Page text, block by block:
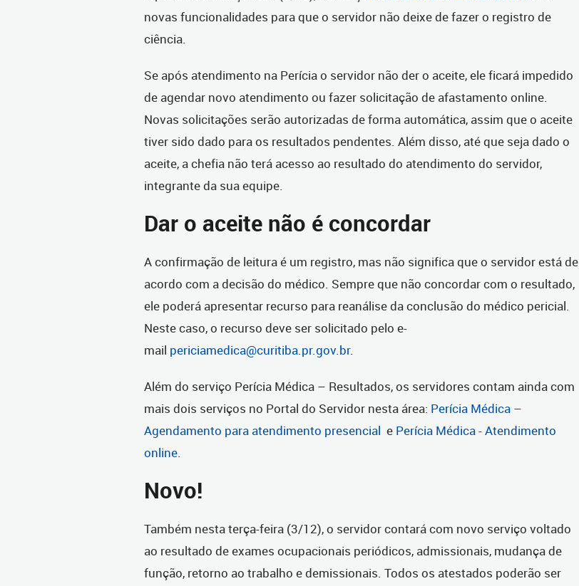
novas funcionalidades para que o servidor não deixe de fazer o registro de
ciência.
Se após atendimento na Perícia o servidor não der o aceite, ele ficará impedido
de agendar novo atendimento ou fazer solicitação de afastamento online.
Novas solicitações serão autorizadas de forma automática, assim que o aceite
tiver sido dado para os resultados pendentes. Além disso, até que seja dado o
aceite, a chefia não terá acesso ao resultado do atendimento do servidor,
integrante da sua equipe.
Dar o aceite não é concordar
A confirmação de leitura é um registro, mas não significa que o servidor está de
acordo com a decisão do médico. Sempre que não concordar com o resultado,
ele poderá apresentar recurso para reanálise da conclusão do médico pericial.
Neste caso, o recurso deve ser solicitado pelo e-
mail periciamedica@curitiba.pr.gov.br.
Além do serviço Perícia Médica – Resultados, os servidores contam ainda com
mais dois serviços no Portal do Servidor nesta área: Perícia Médica –
Agendamento para atendimento presencial e Perícia Médica - Atendimento
online.
Novo!
Também nesta terça-feira (3/12), o servidor contará com novo serviço voltado
ao resultado de exames ocupacionais periódicos, admissionais, mudança de
função, retorno ao trabalho e demissionais. Todos os atestados poderão ser